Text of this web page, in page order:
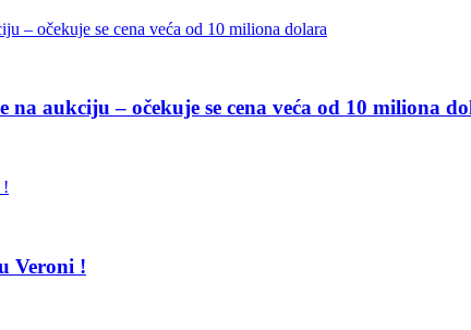
aukciju – očekuje se cena veća od 10 miliona
Veroni !